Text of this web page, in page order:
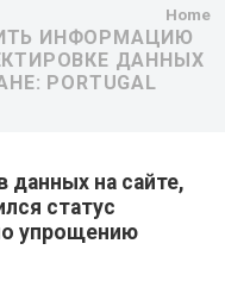
Home
ИНФОРМАЦИЮ
ДАННЫХ
PORTUGAL
данных на сайте,
статус
упрощению